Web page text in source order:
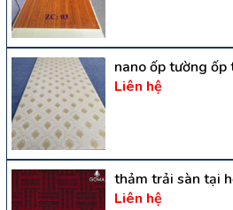
nano ốp tường ốp
Liên hệ
thảm trải sàn tại
Liên hệ